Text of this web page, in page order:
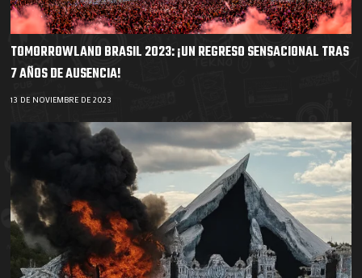
TOMORROWLAND BRASIL 2023: ¡UN REGRESO SENSACIONAL TRAS
7 AÑOS DE AUSENCIA!
13 DE NOVIEMBRE DE 2023